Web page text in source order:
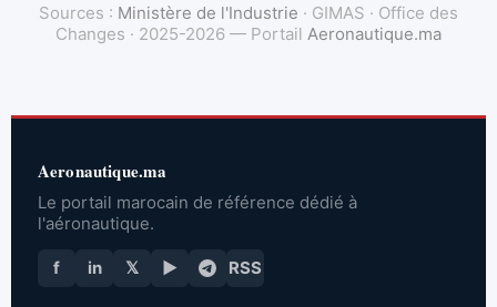
Sources : Ministère de l'Industrie · GIMAS · Office des
Changes · 2025-2026 — Portail Aeronautique.ma
Aeronautique.ma
Le portail marocain de référence dédié à
l'aéronautique.
f in 𝕏 ▶ RSS